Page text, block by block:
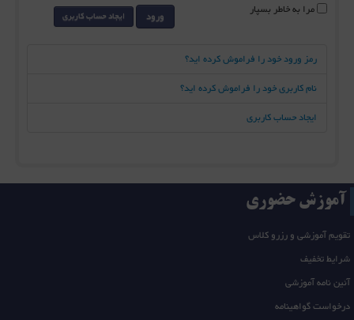
مرا به خاطر بسپار ورود ایجاد حساب کاربری
رمز ورود خود را فراموش کرده اید؟
نام کاربری خود را فراموش کرده اید؟
ایجاد حساب کاربری
آموزش حضوری
تقویم آموزشی و رزرو کلاس
شرایط تخفیف
آئین نامه آموزشی
درخواست گواهینامه